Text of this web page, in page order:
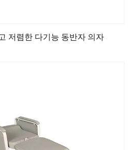
저렴한 다기능 동반자 의자